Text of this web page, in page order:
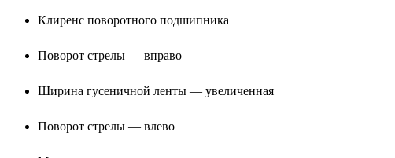
Клиренс поворотного подшипника
Поворот стрелы — вправо
Ширина гусеничной ленты — увеличенная
Поворот стрелы — влево